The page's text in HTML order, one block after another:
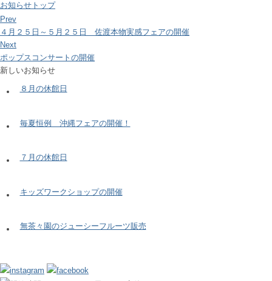
お知らせトップ
Prev
４月２５日～５月２５日 佐渡本物実感フェアの開催
Next
ポップスコンサートの開催
新しいお知らせ
８月の休館日
毎夏恒例 沖縄フェアの開催！
７月の休館日
キッズワークショップの開催
無茶々園のジューシーフルーツ販売